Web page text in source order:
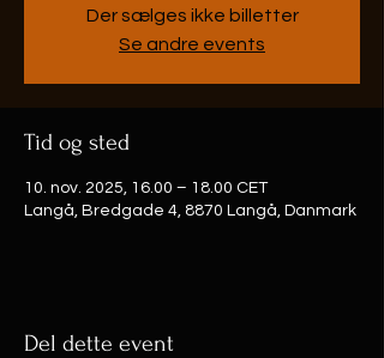
Der sælges ikke billetter
Se andre events
Tid og sted
10. nov. 2025, 16.00 – 18.00 CET
Langå, Bredgade 4, 8870 Langå, Danmark
Del dette event